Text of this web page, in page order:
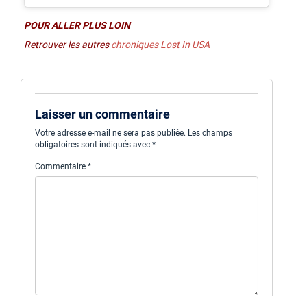
POUR ALLER PLUS LOIN
Retrouver les autreschroniques Lost In USA
Laisser un commentaire
Votre adresse e-mail ne sera pas publiée. Les champs
obligatoires sont indiqués avec *
Commentaire *